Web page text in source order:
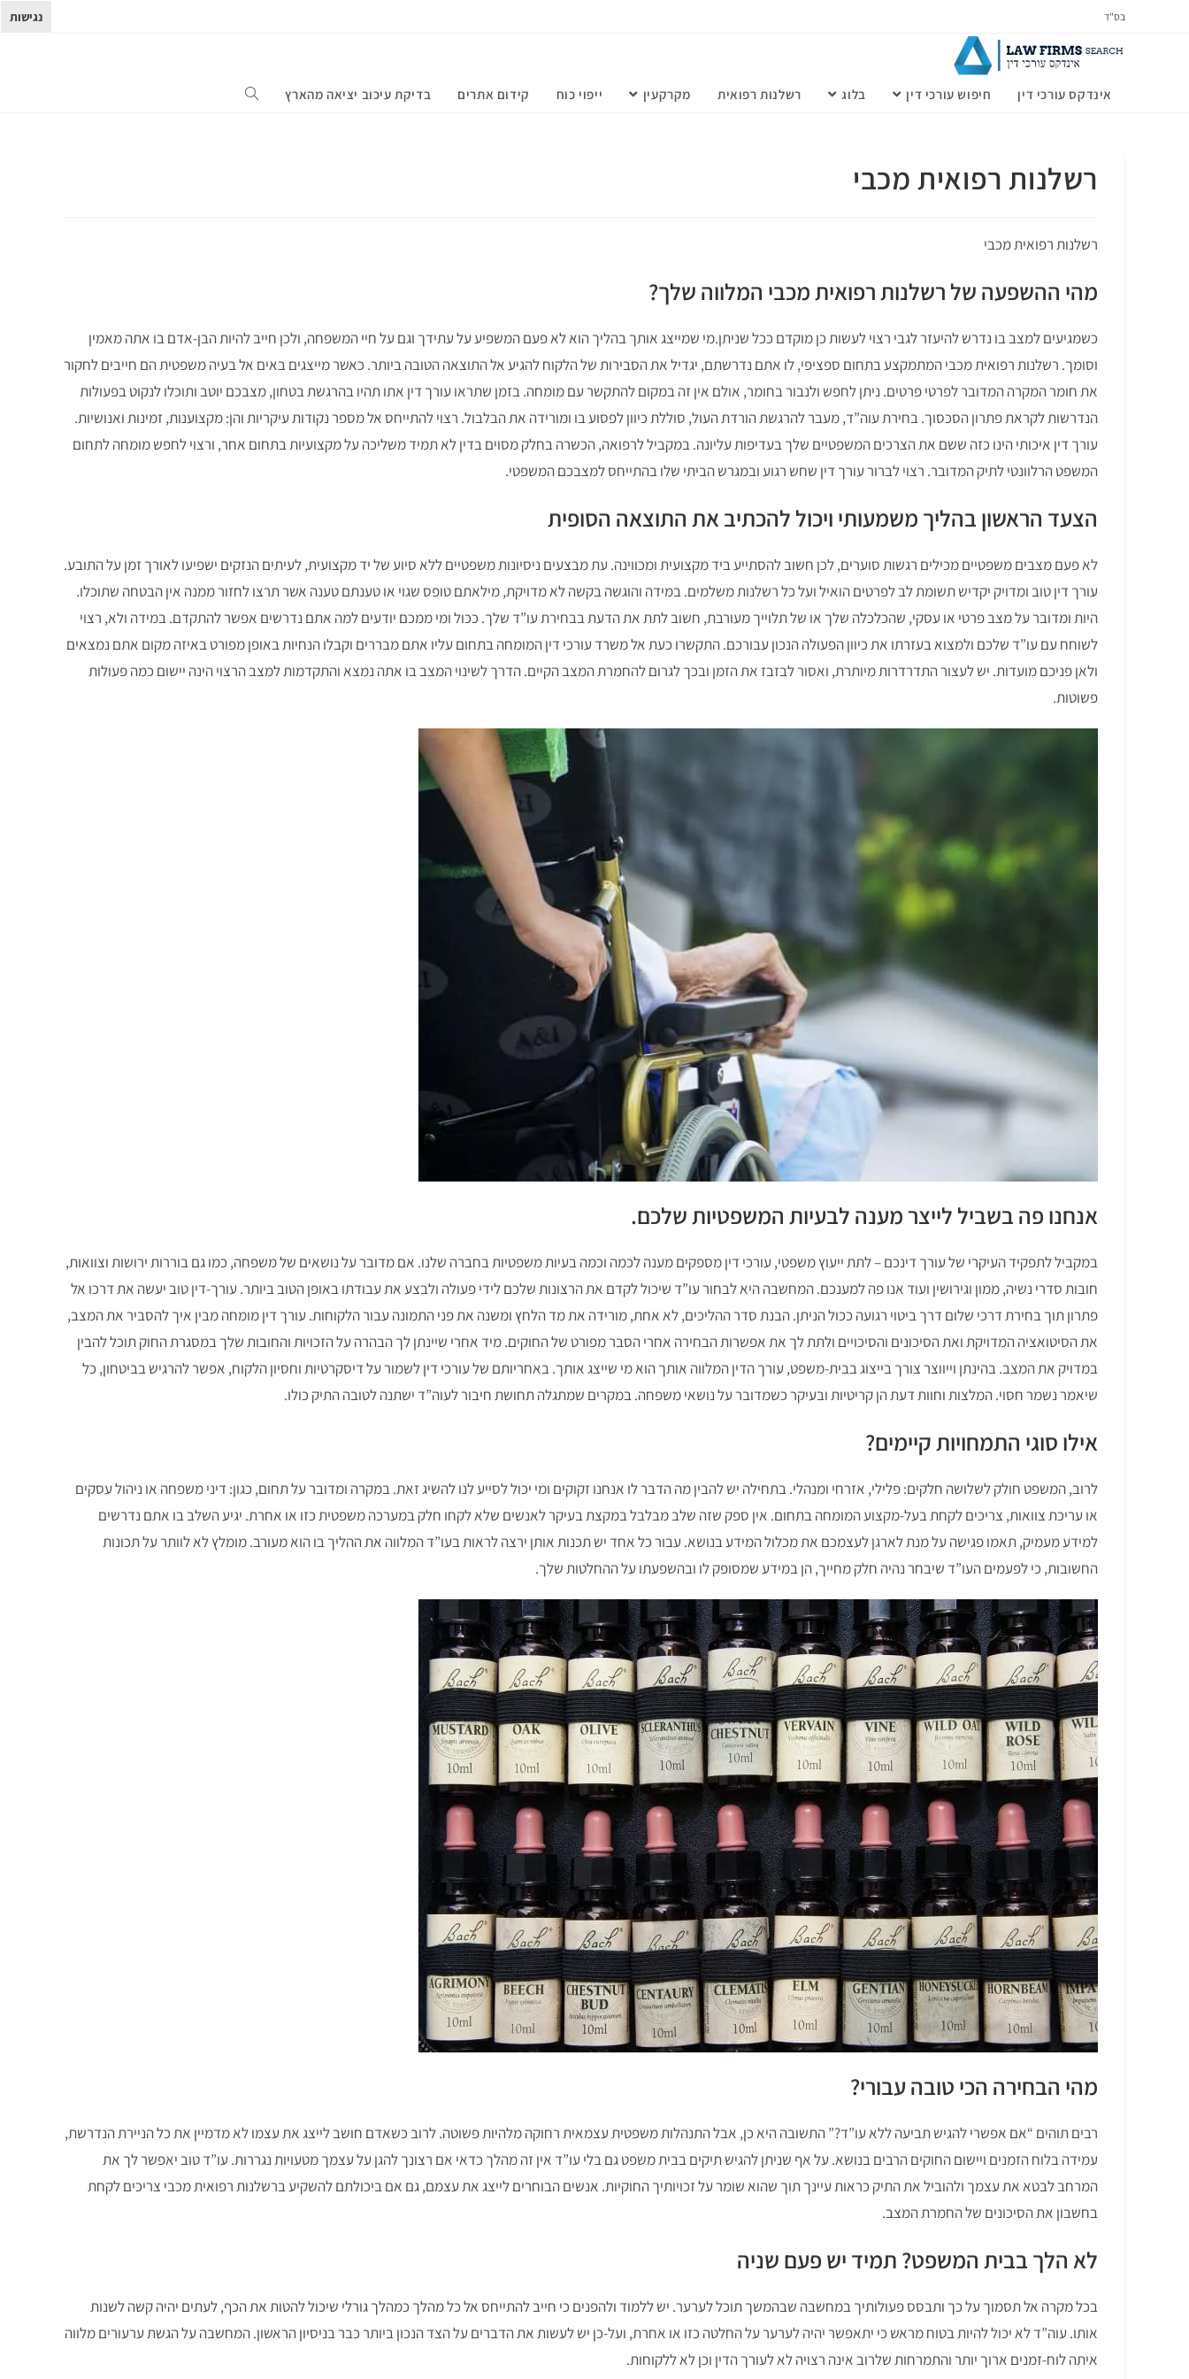
בס"ד
אינדקס עורכי דין חיפוש עורכי דין בלוג רשלנות רפואית מקרקעין ייפוי כוח קידום אתרים בדיקת עיכוב יציאה מהארץ
רשלנות רפואית מכבי
רשלנות רפואית מכבי
מהי ההשפעה של רשלנות רפואית מכבי המלווה שלך?
כשמגיעים למצב בו נדרש להיעזר לגבי רצוי לעשות כן מוקדם ככל שניתן.מי שמייצג אותך בהליך הוא לא פעם המשפיע על עתידך וגם על חיי המשפחה, ולכן חייב להיות הבן-אדם בו אתה מאמין
וסומך. רשלנות רפואית מכבי המתמקצע בתחום ספציפי, לו אתם נדרשתם, יגדיל את הסבירות של הלקוח להגיע אל התוצאה הטובה ביותר. כאשר מייצגים באים אל בעיה משפטית הם חייבים לחקור
את חומר המקרה המדובר לפרטי פרטים. ניתן לחפש ולנבור בחומר, אולם אין זה במקום להתקשר עם מומחה. בזמן שתראו עורך דין אתו תהיו בהרגשת בטחון, מצבכם יוטב ותוכלו לנקוט בפעולות
הנדרשות לקראת פתרון הסכסוך. בחירת עוה”ד, מעבר להרגשת הורדת העול, סוללת כיוון לפסוע בו ומורידה את הבלבול. רצוי להתייחס אל מספר נקודות עיקריות והן: מקצוענות, זמינות ואנושיות.
עורך דין איכותי הינו כזה ששם את הצרכים המשפטיים שלך בעדיפות עליונה. במקביל לרפואה, הכשרה בחלק מסוים בדין לא תמיד משליכה על מקצועיות בתחום אחר, ורצוי לחפש מומחה לתחום
המשפט הרלוונטי לתיק המדובר. רצוי לברור עורך דין שחש רגוע ובמגרש הביתי שלו בהתייחס למצבכם המשפטי.
הצעד הראשון בהליך משמעותי ויכול להכתיב את התוצאה הסופית
לא פעם מצבים משפטיים מכילים רגשות סוערים, לכן חשוב להסתייע ביד מקצועית ומכווינה. עת מבצעים ניסיונות משפטיים ללא סיוע של יד מקצועית, לעיתים הנזקים ישפיעו לאורך זמן על התובע.
עורך דין טוב ומדויק יקדיש תשומת לב לפרטים הואיל ועל כל רשלנות משלמים. במידה והוגשה בקשה לא מדויקת, מילאתם טופס שגוי או טענתם טענה אשר תרצו לחזור ממנה אין הבטחה שתוכלו.
היות ומדובר על מצב פרטי או עסקי, שהכלכלה שלך או של תלוייך מעורבת, חשוב לתת את הדעת בבחירת עו”ד שלך. ככול ומי ממכם יודעים למה אתם נדרשים אפשר להתקדם. במידה ולא, רצוי
לשוחח עם עו”ד שלכם ולמצוא בעזרתו את כיוון הפעולה הנכון עבורכם. התקשרו כעת אל משרד עורכי דין המומחה בתחום עליו אתם מבררים וקבלו הנחיות באופן מפורט באיזה מקום אתם נמצאים
ולאן פניכם מועדות. יש לעצור התדרדרות מיותרת, ואסור לבזבז את הזמן ובכך לגרום להחמרת המצב הקיים. הדרך לשינוי המצב בו אתה נמצא והתקדמות למצב הרצוי הינה יישום כמה פעולות
פשוטות.
אנחנו פה בשביל לייצר מענה לבעיות המשפטיות שלכם.
במקביל לתפקיד העיקרי של עורך דינכם – לתת ייעוץ משפטי, עורכי דין מספקים מענה לכמה וכמה בעיות משפטיות בחברה שלנו. אם מדובר על נושאים של משפחה, כמו גם בוררות ירושות וצוואות,
חובות סדרי נשיה, ממון וגירושין ועוד אנו פה למענכם. המחשבה היא לבחור עו”ד שיכול לקדם את הרצונות שלכם לידי פעולה ולבצע את עבודתו באופן הטוב ביותר. עורך-דין טוב יעשה את דרכו אל
פתרון תוך בחירת דרכי שלום דרך ביטוי רגועה ככול הניתן. הבנת סדר ההליכים, לא אחת, מורידה את מד הלחץ ומשנה את פני התמונה עבור הלקוחות. עורך דין מומחה מבין איך להסביר את המצב,
את הסיטואציה המדויקת ואת הסיכונים והסיכויים ולתת לך את אפשרות הבחירה אחרי הסבר מפורט של החוקים. מיד אחרי שיינתן לך הבהרה על הזכויות והחובות שלך במסגרת החוק תוכל להבין
במדויק את המצב. בהינתן וייווצר צורך בייצוג בבית-משפט, עורך הדין המלווה אותך הוא מי שייצג אותך. באחריותם של עורכי דין לשמור על דיסקרטיות וחסיון הלקוח, אפשר להרגיש בביטחון, כל
שיאמר נשמר חסוי. המלצות וחוות דעת הן קריטיות ובעיקר כשמדובר על נושאי משפחה. במקרים שמתגלה תחושת חיבור לעוה”ד ישתנה לטובה התיק כולו.
אילו סוגי התמחויות קיימים?
לרוב, המשפט חולק לשלושה חלקים: פלילי, אזרחי ומנהלי. בתחילה יש להבין מה הדבר לו אנחנו זקוקים ומי יכול לסייע לנו להשיג זאת. במקרה ומדובר על תחום, כגון: דיני משפחה או ניהול עסקים
או עריכת צוואות, צריכים לקחת בעל-מקצוע המומחה בתחום. אין ספק שזה שלב מבלבל במקצת בעיקר לאנשים שלא לקחו חלק במערכה משפטית כזו או אחרת. יגיע השלב בו אתם נדרשים
למידע מעמיק, תאמו פגישה על מנת לארגן לעצמכם את מכלול המידע בנושא. עבור כל אחד יש תכנות אותן ירצה לראות בעו”ד המלווה את ההליך בו הוא מעורב. מומלץ לא לוותר על תכונות
החשובות, כי לפעמים העו”ד שיבחר נהיה חלק מחייך, הן במידע שמסופק לו ובהשפעתו על ההחלטות שלך.
מהי הבחירה הכי טובה עבורי?
רבים תוהים “אם אפשרי להגיש תביעה ללא עו”ד?” התשובה היא כן, אבל התנהלות משפטית עצמאית רחוקה מלהיות פשוטה. לרוב כשאדם חושב לייצג את עצמו לא מדמיין את כל הניירת הנדרשת,
עמידה בלוח הזמנים ויישום החוקים הרבים בנושא. על אף שניתן להגיש תיקים בבית משפט גם בלי עו”ד אין זה מהלך כדאי אם רצונך להגן על עצמך מטעויות נגררות. עו”ד טוב יאפשר לך את
המרחב לבטא את עצמך ולהוביל את התיק כראות עיינך תוך שהוא שומר על זכויותיך החוקיות. אנשים הבוחרים לייצג את עצמם, גם אם ביכולתם להשקיע ברשלנות רפואית מכבי צריכים לקחת
בחשבון את הסיכונים של החמרת המצב.
לא הלך בבית המשפט? תמיד יש פעם שניה
בכל מקרה אל תסמוך על כך ותבסס פעולותיך במחשבה שבהמשך תוכל לערער. יש ללמוד ולהפנים כי חייב להתייחס אל כל מהלך כמהלך גורלי שיכול להטות את הכף, לעתים יהיה קשה לשנות
אותו. עוה”ד לא יכול להיות בטוח מראש כי יתאפשר יהיה לערער על החלטה כזו או אחרת, ועל-כן יש לעשות את הדברים על הצד הנכון ביותר כבר בניסיון הראשון. המחשבה על הגשת ערעורים מלווה
איתה לוח-זמנים ארוך יותר והתמרחות שלרוב אינה רצויה לא לעורך הדין וכן לא ללקוחות.
נגישות